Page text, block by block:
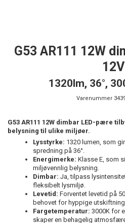
G53 AR111 12W
12V
1320lm, 36°,
Varenummer
G53 AR111 12W dimbar LED-pære
belysning til ulike miljøer.
Lysstyrke: 1320 lumen, som
spredning på 36°.
Energimerke: Klasse E, som
miljøvennlig belysning.
Dimbar: Ja, tilpass
fleksibelt lysmiljø.
Levetid: Forventet levetid på
behovet for hyppige
Fargetemperatur: 3000K for
skaper en behagelig